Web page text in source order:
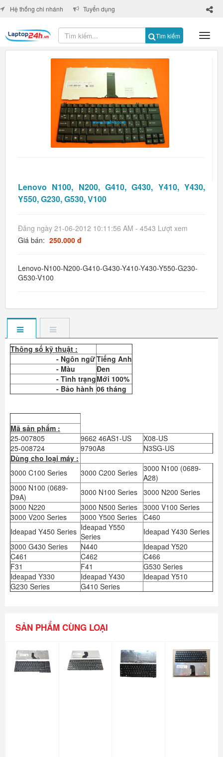
Tìm kiếm
×
Hệ thống chi nhánh Tuyển dụng
Lenovo N100, N200, G410, G430, Y410, Y430,
Y550, G230, G530, V100
Đăng ngày 21-06-2012 10:11:56 AM - 4543 Lượt xem
Giá bán: 250.000 đ
Lenovo-N100-N200-G410-G430-Y410-Y430-Y550-G230-
G530-V100
Thông số kỹ thuật :
- Ngôn ngữTiếng Anh
- Màu
Đen
- Tình trạngMới 100%
- Bảo hành 06 tháng
Mã sản phẩm :
25-007805
9662 46AS1-US
X08-US
25-008724
9790A8
N3SG-US
Dùng cho loại máy :
3000 C100 Series
3000 C200 Series 3000 N100 (0689-
A28)
3000 N100 (0689-
D9A)
3000 N100 Series 3000 N200 Series
3000 N220
3000 N500 Series 3000 V100 Series
3000 V200 Series
3000 Y500 Series
C460
Ideapad Y450 Series Ideapad Y550
Series
Ideapad Y430 Series
3000 G430 Series
N440
Ideapad Y520
C461
C462
C466
F31
F41
G530 Series
Ideapad Y330
Ideapad Y430
Ideapad Y510
G230 Series
G410 Series
SẢN PHẨM CÙNG LOẠI